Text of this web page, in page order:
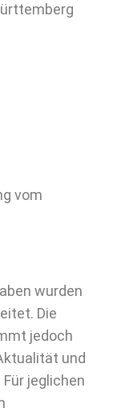
vom
wurden
Die
jedoch
und
jeglichen